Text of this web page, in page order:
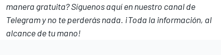
manera gratuita? Síguenosaquí en nuestro canal de
Telegramy no te perderás nada. ¡Toda la información, al
alcance de tu mano!